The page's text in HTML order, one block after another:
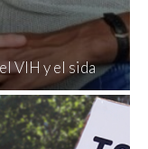
VIH y el sida